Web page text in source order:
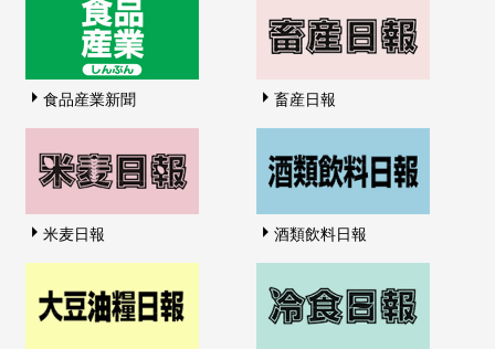
食品産業新聞 畜産日報
米麦日報 酒類飲料日報